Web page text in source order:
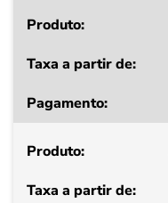
Produto
a
de